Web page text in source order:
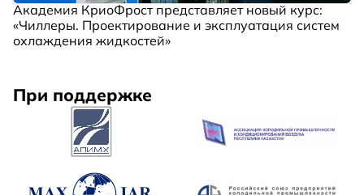
Академия КриоФрост представляет новый курс:
«Чиллеры. Проектирование и эксплуатация систем
охлаждения жидкостей»
При поддержке